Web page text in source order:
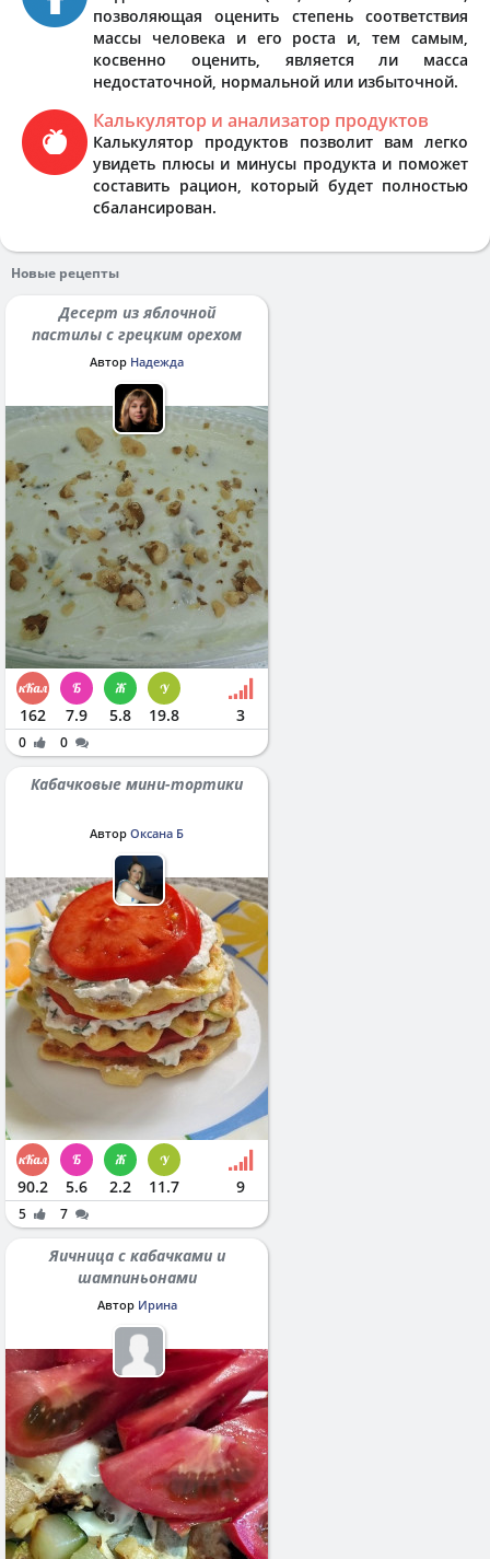
позволяющая оценить степень соответствия
массы человека и его роста и, тем самым,
косвенно оценить, является ли масса
недостаточной, нормальной или избыточной.
Калькулятор и анализатор продуктов
Калькулятор продуктов позволит вам легко
увидеть плюсы и минусы продукта и поможет
составить рацион, который будет полностью
сбалансирован.
Новые рецепты
Десерт из яблочной
пастилы с грецким орехом
Автор Надежда
162 7.9 5.8 19.8 3
0 0
Кабачковые мини-тортики
Автор Оксана Б
90.2 5.6 2.2 11.7 9
5 7
Яичница с кабачками и
шампиньонами
Автор Ирина